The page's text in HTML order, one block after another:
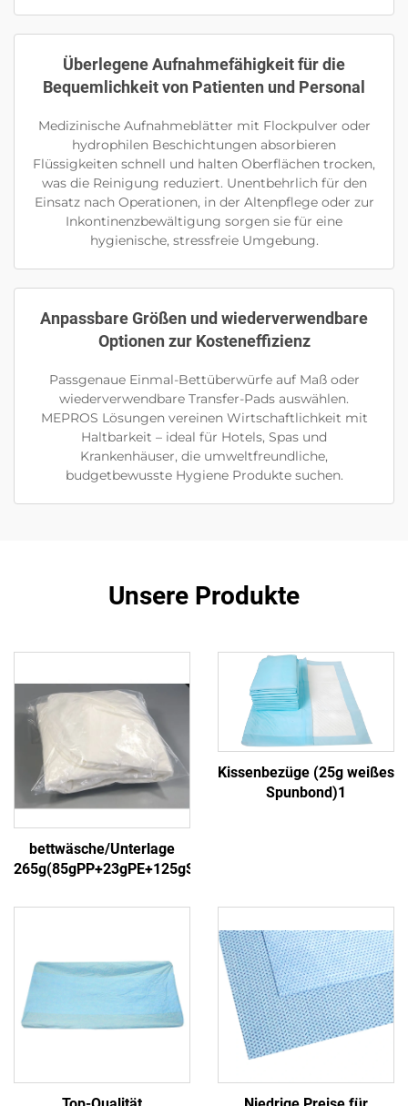
Überlegene Aufnahmefähigkeit für die
Bequemlichkeit von Patienten und Personal
Medizinische Aufnahmeblätter mit Flockpulver oder
hydrophilen Beschichtungen absorbieren
Flüssigkeiten schnell und halten Oberflächen trocken,
was die Reinigung reduziert. Unentbehrlich für den
Einsatz nach Operationen, in der Altenpflege oder zur
Inkontinenzbewältigung sorgen sie für eine
hygienische, stressfreie Umgebung.
Anpassbare Größen und wiederverwendbare
Optionen zur Kosteneffizienz
Passgenaue Einmal-Bettüberwürfe auf Maß oder
wiederverwendbare Transfer-Pads auswählen.
MEPROS Lösungen vereinen Wirtschaftlichkeit mit
Haltbarkeit – ideal für Hotels, Spas und
Krankenhäuser, die umweltfreundliche,
budgetbewusste Hygiene Produkte suchen.
Unsere Produkte
bettwäsche/Unterlage
265g(85gPP+23gPE+125gSAP+30gPP)4
Kissenbezüge (25g weißes
Spunbond)1